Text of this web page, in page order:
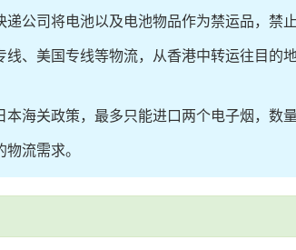
公司将电池以及电池物品作为禁运品，禁止
、美国专线等物流，从香港中转运往目的
海关政策，最多只能进口两个电子烟，数
流需求。